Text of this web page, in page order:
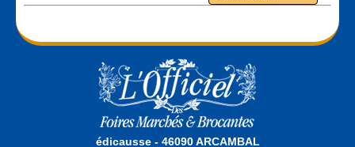
édicausse - 46090 ARCAMBAL